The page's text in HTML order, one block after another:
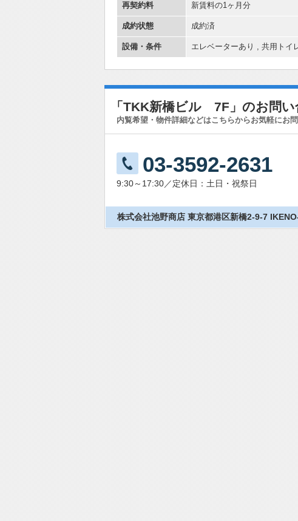
再契約料 新賃料の1ヶ月分
成約状態 成約済
設備・条件 エレベーターあり , 共用トイ
「TKK新橋ビル 7F」のお問い
内覧希望・物件詳細などはこちらからお気軽にお問
03-3592-2631
9:30～17:30／定休日：土日・祝祭日
株式会社池野商店 東京都港区新橋2-9-7